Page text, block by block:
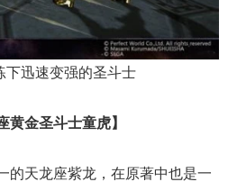
下迅速变强的圣斗士
黄金圣斗士童虎】
天龙座紫龙，在原著中也是一